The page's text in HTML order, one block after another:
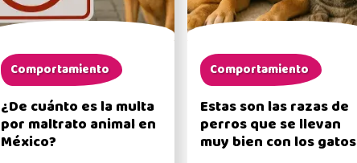
Comportamiento
¿De cuánto es la multa
por maltrato animal en
México?
Comportamiento
Estas son las razas de
perros que se llevan
muy bien con los gatos